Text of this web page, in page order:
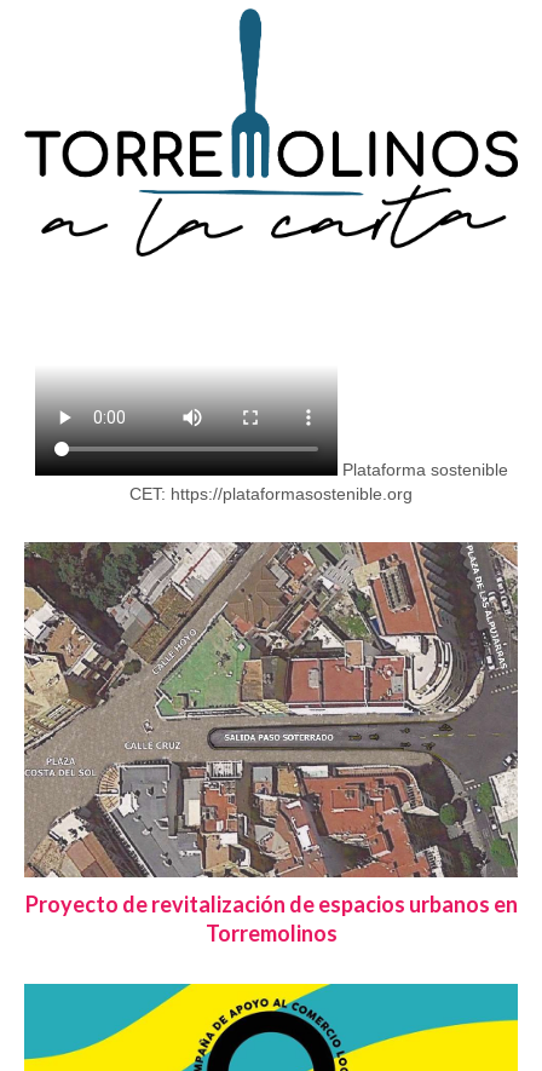
Plataforma sostenible
CET: https://plataformasostenible.org
Proyecto de revitalización de espacios urbanos en
Torremolinos